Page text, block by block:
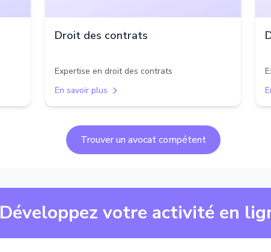
Droit des contrats
Expertise en droit des contrats
En savoir plus
Trouver un avocat compétent
Développez votre activité en